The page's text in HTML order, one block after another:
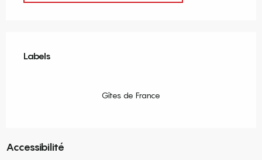
Labels
Labels
Gîtes de France
Accessibilité